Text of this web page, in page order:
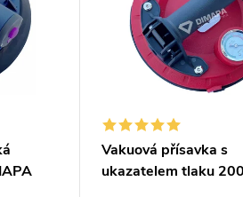
Vakuová přísavka s
ukazatelem tlaku